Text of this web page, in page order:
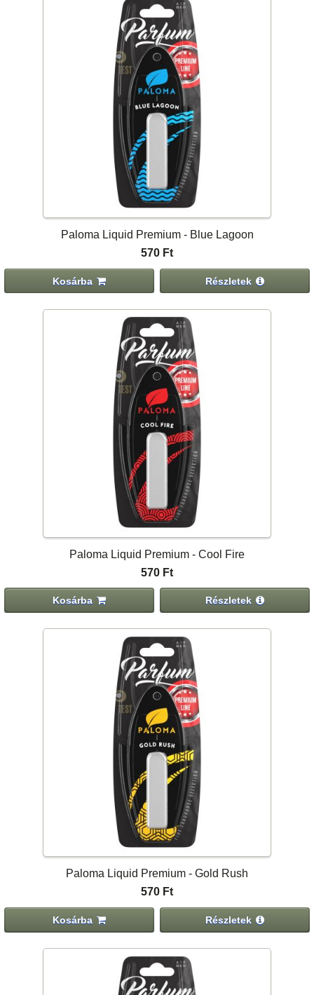
Paloma Liquid Premium - Blue Lagoon
570 Ft
Kosárba Részletek
Paloma Liquid Premium - Cool Fire
570 Ft
Kosárba Részletek
Paloma Liquid Premium - Gold Rush
570 Ft
Kosárba Részletek